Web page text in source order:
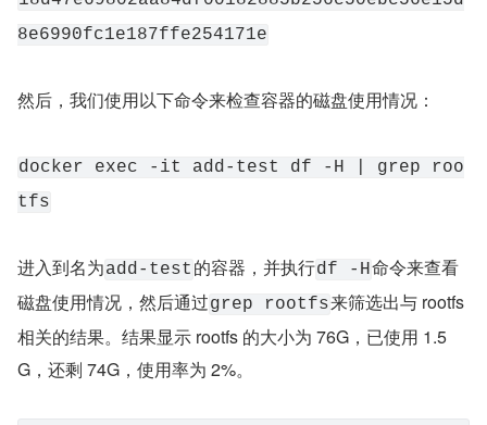
8e6990fc1e187ffe254171e
然后，我们使用以下命令来检查容器的磁盘使用情况：
docker exec -it add-test df -H | grep roo
tfs
进入到名为add-test 的容器，并执行df -H命令来查看
磁盘使用情况，然后通过grep rootfs来筛选出与 rootfs
相关的结果。结果显示 rootfs 的大小为 76G，已使用 1.5
G，还剩 74G，使用率为 2%。